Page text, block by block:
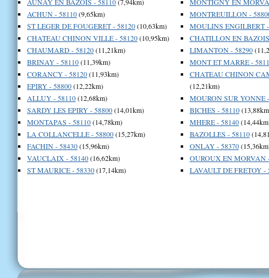
ACHUN - 58110(9,65km)
ST LEGER DE FOUGERET - 58120(10,63km)
CHATEAU CHINON VILLE - 58120(10,95km)
CHAUMARD - 58120(11,21km)
BRINAY - 58110(11,39km)
CORANCY - 58120(11,93km)
EPIRY - 58800(12,22km)
ALLUY - 58110(12,68km)
SARDY LES EPIRY - 58800(14,01km)
MONTAPAS - 58110(14,78km)
LA COLLANCELLE - 58800(15,27km)
FACHIN - 58430(15,96km)
VAUCLAIX - 58140(16,62km)
ST MAURICE - 58330(17,14km)
MONTREUILLON -
MOULINS ENGILBERT
CHATILLON EN
LIMANTON - 58290
MONT ET MARRE -
CHATEAU CHINON
(12,21km)
MOURON SUR YONNE
BICHES - 58110
MHERE - 58140
BAZOLLES - 58110
ONLAY - 58370
OUROUX EN MORVAN
LAVAULT DE FRETOY -